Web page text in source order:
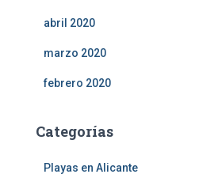
abril 2020
marzo 2020
febrero 2020
Categorías
Playas en Alicante